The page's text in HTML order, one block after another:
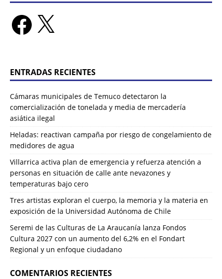
ENTRADAS RECIENTES
Cámaras municipales de Temuco detectaron la
comercialización de tonelada y media de mercadería
asiática ilegal
Heladas: reactivan campaña por riesgo de congelamiento de
medidores de agua
Villarrica activa plan de emergencia y refuerza atención a
personas en situación de calle ante nevazones y
temperaturas bajo cero
Tres artistas exploran el cuerpo, la memoria y la materia en
exposición de la Universidad Autónoma de Chile
Seremi de las Culturas de La Araucanía lanza Fondos
Cultura 2027 con un aumento del 6,2% en el Fondart
Regional y un enfoque ciudadano
COMENTARIOS RECIENTES